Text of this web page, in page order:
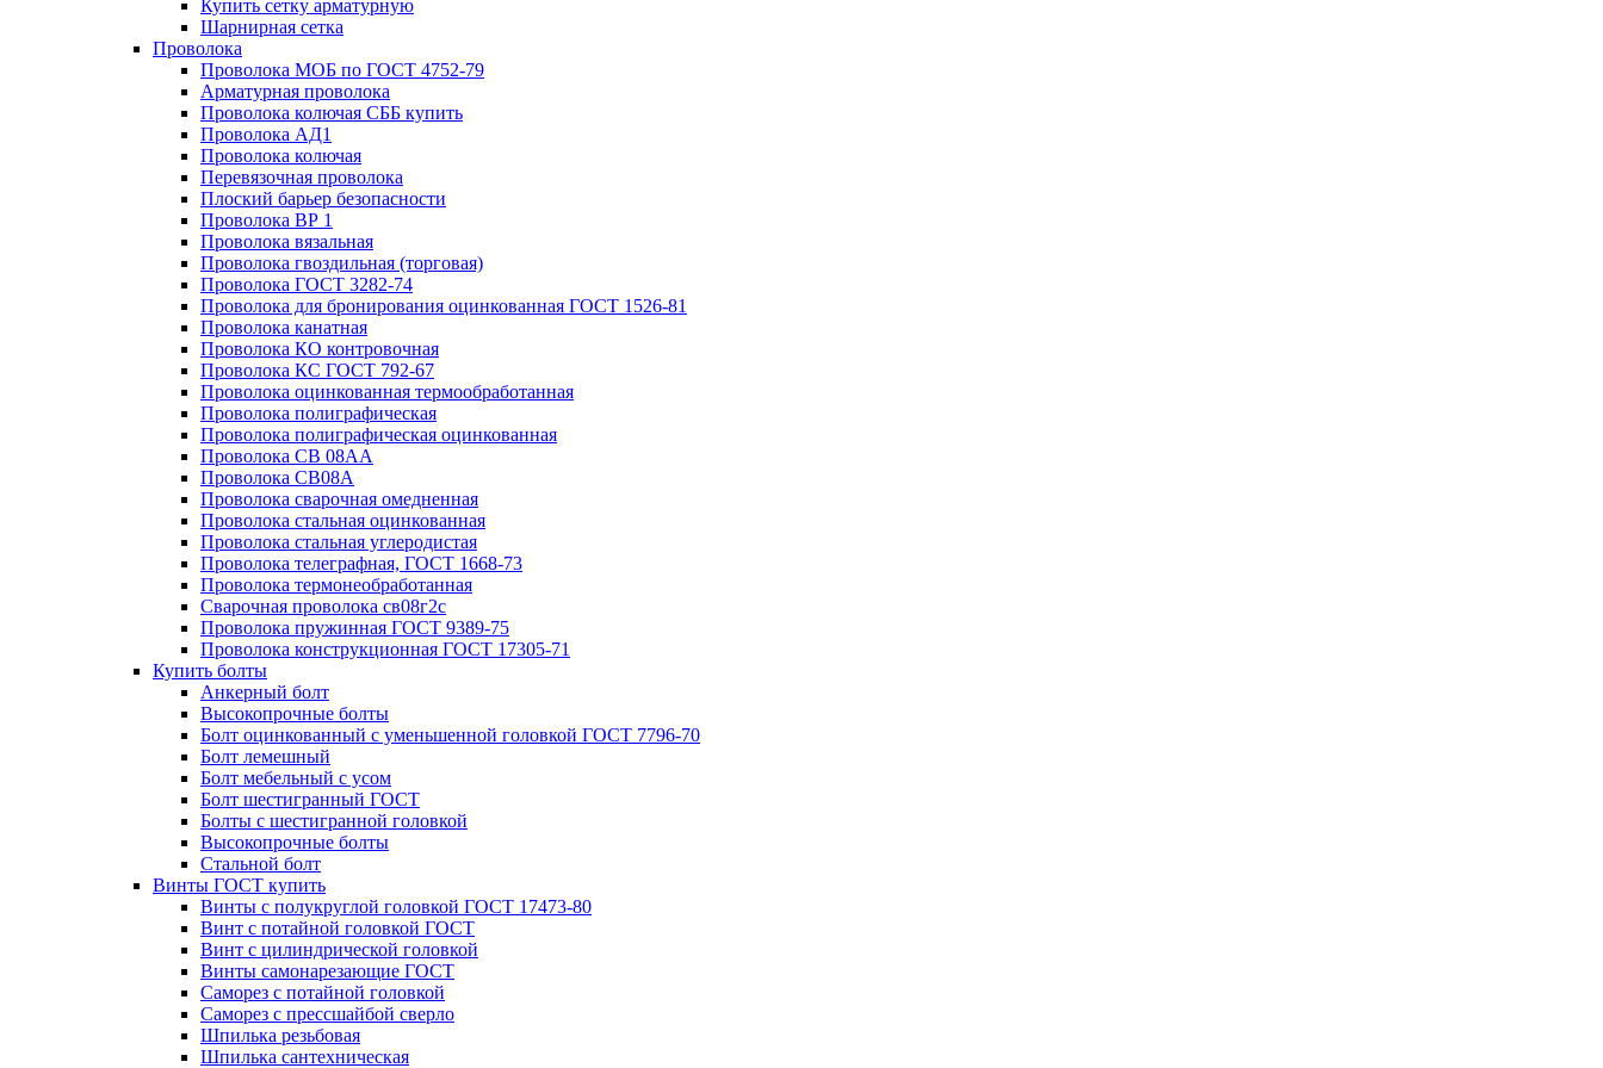
Купить сетку арматурную
Шарнирная сетка
Проволока
Проволока МОБ по ГОСТ 4752-79
Арматурная проволока
Проволока колючая СББ купить
Проволока АД1
Проволока колючая
Перевязочная проволока
Плоский барьер безопасности
Проволока ВР 1
Проволока вязальная
Проволока гвоздильная (торговая)
Проволока ГОСТ 3282-74
Проволока для бронирования оцинкованная ГОСТ 1526-81
Проволока канатная
Проволока КО контровочная
Проволока КС ГОСТ 792-67
Проволока оцинкованная термообработанная
Проволока полиграфическая
Проволока полиграфическая оцинкованная
Проволока СВ 08АА
Проволока СВ08А
Проволока сварочная омедненная
Проволока стальная оцинкованная
Проволока стальная углеродистая
Проволока телеграфная, ГОСТ 1668-73
Проволока термонеобработанная
Сварочная проволока св08г2с
Проволока пружинная ГОСТ 9389-75
Проволока конструкционная ГОСТ 17305-71
Купить болты
Анкерный болт
Высокопрочные болты
Болт оцинкованный с уменьшенной головкой ГОСТ 7796-70
Болт лемешный
Болт мебельный с усом
Болт шестигранный ГОСТ
Болты с шестигранной головкой
Высокопрочные болты
Стальной болт
Винты ГОСТ купить
Винты с полукруглой головкой ГОСТ 17473-80
Винт с потайной головкой ГОСТ
Винт с цилиндрической головкой
Винты самонарезающие ГОСТ
Саморез с потайной головкой
Саморез с прессшайбой сверло
Шпилька резьбовая
Шпилька сантехническая